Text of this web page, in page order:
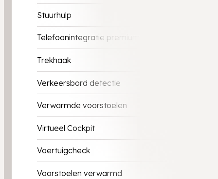
Stuurhulp
Telefoonintegratie premium
Trekhaak
Verkeersbord detectie
Verwarmde voorstoelen
Virtueel Cockpit
Voertuigcheck
Voorstoelen verwarmd